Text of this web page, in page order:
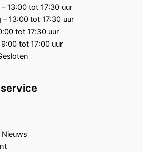
13:00 tot 17:30 uur
– 13:00 tot 17:30 uur
tot 17:30 uur
tot 17:00 uur